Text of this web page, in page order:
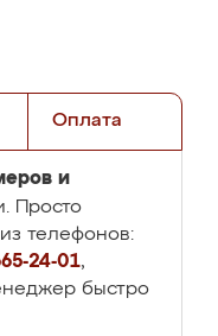
Оплата
и
Просто
телефонов:
24-01,
быстро